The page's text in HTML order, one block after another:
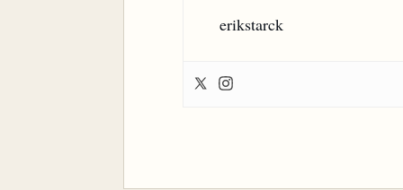
erikstarck